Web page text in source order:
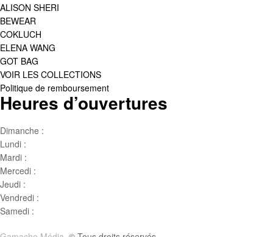
ALISON SHERI
BEWEAR
COKLUCH
ELENA WANG
GOT BAG
VOIR LES COLLECTIONS
Politique de remboursement
Heures d’ouvertures
Dimanche :
Lundi :
Mardi :
Mercedi :
Jeudi :
Vendredi :
Samedi :